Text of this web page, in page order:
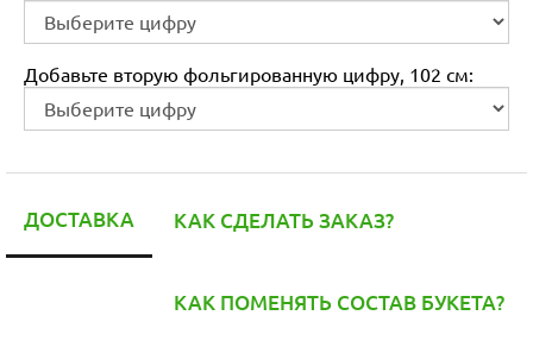
Добавьте вторую фольгированную цифру, 102 см:
ДОСТАВКА КАК СДЕЛАТЬ ЗАКАЗ?
КАК ПОМЕНЯТЬ СОСТАВ БУКЕТА?